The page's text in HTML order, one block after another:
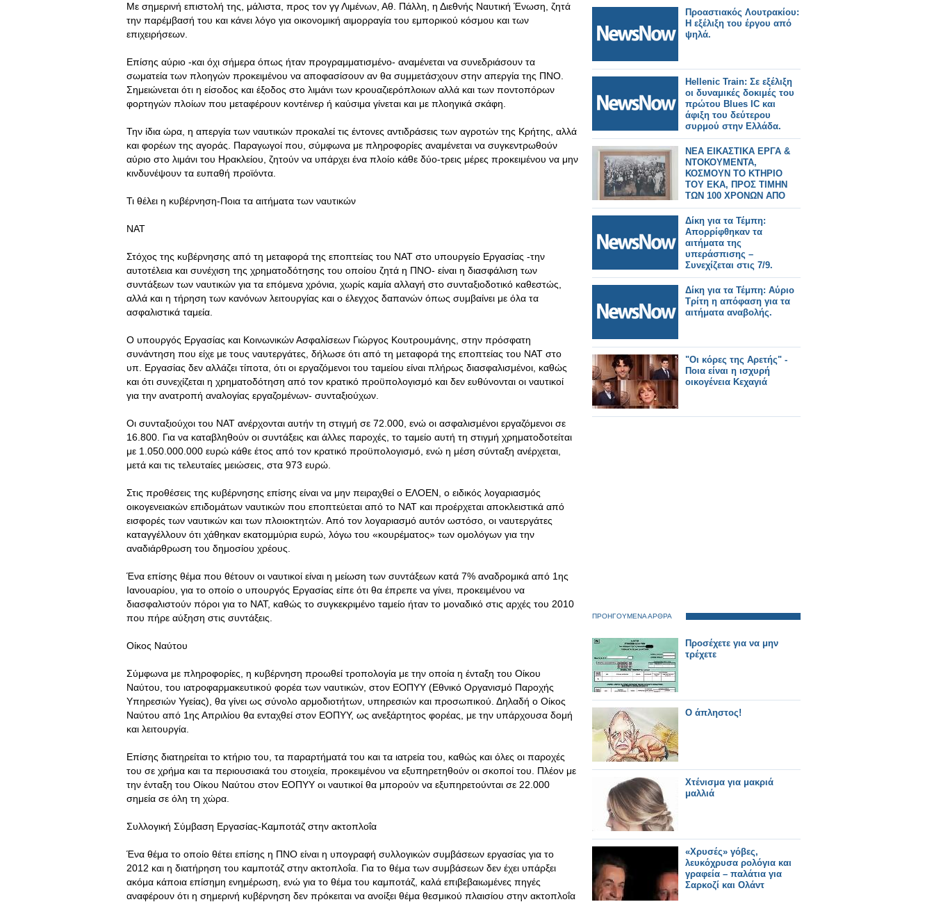
Με σημερινή επιστολή της, μάλιστα, προς τον γγ Λιμένων, Αθ. Πάλλη, η Διεθνής Ναυτική Ένωση, ζητά
την παρέμβασή του και κάνει λόγο για οικονομική αιμορραγία του εμπορικού κόσμου και των
επιχειρήσεων.
Επίσης αύριο -και όχι σήμερα όπως ήταν προγραμματισμένο- αναμένεται να συνεδριάσουν τα
σωματεία των πλοηγών προκειμένου να αποφασίσουν αν θα συμμετάσχουν στην απεργία της ΠΝΟ.
Σημειώνεται ότι η είσοδος και έξοδος στο λιμάνι των κρουαζιερόπλοιων αλλά και των ποντοπόρων
φορτηγών πλοίων που μεταφέρουν κοντέινερ ή καύσιμα γίνεται και με πλοηγικά σκάφη.
Την ίδια ώρα, η απεργία των ναυτικών προκαλεί τις έντονες αντιδράσεις των αγροτών της Κρήτης, αλλά
και φορέων της αγοράς. Παραγωγοί που, σύμφωνα με πληροφορίες αναμένεται να συγκεντρωθούν
αύριο στο λιμάνι του Ηρακλείου, ζητούν να υπάρχει ένα πλοίο κάθε δύο-τρεις μέρες προκειμένου να μην
κινδυνέψουν τα ευπαθή προϊόντα.
Τι θέλει η κυβέρνηση-Ποια τα αιτήματα των ναυτικών
ΝΑΤ
Στόχος της κυβέρνησης από τη μεταφορά της εποπτείας του ΝΑΤ στο υπουργείο Εργασίας -την
αυτοτέλεια και συνέχιση της χρηματοδότησης του οποίου ζητά η ΠΝΟ- είναι η διασφάλιση των
συντάξεων των ναυτικών για τα επόμενα χρόνια, χωρίς καμία αλλαγή στο συνταξιοδοτικό καθεστώς,
αλλά και η τήρηση των κανόνων λειτουργίας και ο έλεγχος δαπανών όπως συμβαίνει με όλα τα
ασφαλιστικά ταμεία.
Ο υπουργός Εργασίας και Κοινωνικών Ασφαλίσεων Γιώργος Κουτρουμάνης, στην πρόσφατη
συνάντηση που είχε με τους ναυτεργάτες, δήλωσε ότι από τη μεταφορά της εποπτείας του ΝΑΤ στο
υπ. Εργασίας δεν αλλάζει τίποτα, ότι οι εργαζόμενοι του ταμείου είναι πλήρως διασφαλισμένοι, καθώς
και ότι συνεχίζεται η χρηματοδότηση από τον κρατικό προϋπολογισμό και δεν ευθύνονται οι ναυτικοί
για την ανατροπή αναλογίας εργαζομένων- συνταξιούχων.
Οι συνταξιούχοι του ΝΑΤ ανέρχονται αυτήν τη στιγμή σε 72.000, ενώ οι ασφαλισμένοι εργαζόμενοι σε
16.800. Για να καταβληθούν οι συντάξεις και άλλες παροχές, το ταμείο αυτή τη στιγμή χρηματοδοτείται
με 1.050.000.000 ευρώ κάθε έτος από τον κρατικό προϋπολογισμό, ενώ η μέση σύνταξη ανέρχεται,
μετά και τις τελευταίες μειώσεις, στα 973 ευρώ.
Στις προθέσεις της κυβέρνησης επίσης είναι να μην πειραχθεί ο ΕΛΟΕΝ, ο ειδικός λογαριασμός
οικογενειακών επιδομάτων ναυτικών που εποπτεύεται από το ΝΑΤ και προέρχεται αποκλειστικά από
εισφορές των ναυτικών και των πλοιοκτητών. Από τον λογαριασμό αυτόν ωστόσο, οι ναυτεργάτες
καταγγέλλουν ότι χάθηκαν εκατομμύρια ευρώ, λόγω του «κουρέματος» των ομολόγων για την
αναδιάρθρωση του δημοσίου χρέους.
Ένα επίσης θέμα που θέτουν οι ναυτικοί είναι η μείωση των συντάξεων κατά 7% αναδρομικά από 1ης
Ιανουαρίου, για το οποίο ο υπουργός Εργασίας είπε ότι θα έπρεπε να γίνει, προκειμένου να
διασφαλιστούν πόροι για το ΝΑΤ, καθώς το συγκεκριμένο ταμείο ήταν το μοναδικό στις αρχές του 2010
που πήρε αύξηση στις συντάξεις.
Οίκος Ναύτου
Σύμφωνα με πληροφορίες, η κυβέρνηση προωθεί τροπολογία με την οποία η ένταξη του Οίκου
Ναύτου, του ιατροφαρμακευτικού φορέα των ναυτικών, στον ΕΟΠΥΥ (Εθνικό Οργανισμό Παροχής
Υπηρεσιών Υγείας), θα γίνει ως σύνολο αρμοδιοτήτων, υπηρεσιών και προσωπικού. Δηλαδή ο Οίκος
Ναύτου από 1ης Απριλίου θα ενταχθεί στον ΕΟΠΥΥ, ως ανεξάρτητος φορέας, με την υπάρχουσα δομή
και λειτουργία.
Επίσης διατηρείται το κτήριο του, τα παραρτήματά του και τα ιατρεία του, καθώς και όλες οι παροχές
του σε χρήμα και τα περιουσιακά του στοιχεία, προκειμένου να εξυπηρετηθούν οι σκοποί του. Πλέον με
την ένταξη του Οίκου Ναύτου στον ΕΟΠΥΥ οι ναυτικοί θα μπορούν να εξυπηρετούνται σε 22.000
σημεία σε όλη τη χώρα.
Συλλογική Σύμβαση Εργασίας-Καμποτάζ στην ακτοπλοΐα
Ένα θέμα το οποίο θέτει επίσης η ΠΝΟ είναι η υπογραφή συλλογικών συμβάσεων εργασίας για το
2012 και η διατήρηση του καμποτάζ στην ακτοπλοΐα. Για το θέμα των συμβάσεων δεν έχει υπάρξει
ακόμα κάποια επίσημη ενημέρωση, ενώ για το θέμα του καμποτάζ, καλά επιβεβαιωμένες πηγές
αναφέρουν ότι η σημερινή κυβέρνηση δεν πρόκειται να ανοίξει θέμα θεσμικού πλαισίου στην ακτοπλοΐα
Προαστιακός Λουτρακίου:
Η εξέλιξη του έργου από
ψηλά.
Hellenic Train: Σε εξέλιξη
οι δυναμικές δοκιμές του
πρώτου Blues IC και
άφιξη του δεύτερου
συρμού στην Ελλάδα.
ΝΕΑ ΕΙΚΑΣΤΙΚΑ ΕΡΓΑ &
ΝΤΟΚΟΥΜΕΝΤΑ,
ΚΟΣΜΟΥΝ ΤΟ ΚΤΗΡΙΟ
ΤΟΥ ΕΚΑ, ΠΡΟΣ ΤΙΜΗΝ
ΤΩΝ 100 ΧΡΟΝΩΝ ΑΠΟ
ΤΗΝ ΑΙΜΑΤΟΒΑΜΕΝΗ
ΑΠΕΡΓΙΑ ΤΩΝ
ΚΑΠΝΕΡΓΑΤΩΝ (1926) ΤΗΣ
ΠΟΛΗΣ ΜΑΣ
Δίκη για τα Τέμπη:
Απορρίφθηκαν τα
αιτήματα της
υπεράσπισης –
Συνεχίζεται στις 7/9.
Δίκη για τα Τέμπη: Αύριο
Τρίτη η απόφαση για τα
αιτήματα αναβολής.
"Οι κόρες της Αρετής" -
Ποια είναι η ισχυρή
οικογένεια Κεχαγιά
ΠΡΟΗΓΟΥΜΕΝΑ ΑΡΘΡΑ
Προσέχετε για να μην
τρέχετε
Ο άπληστος!
Χτένισμα για μακριά
μαλλιά
«Χρυσές» γόβες,
λευκόχρυσα ρολόγια και
γραφεία – παλάτια για
Σαρκοζί και Ολάντ